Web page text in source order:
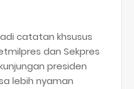
catatan khsusus
dan Sekpres
presiden
lebih nyaman